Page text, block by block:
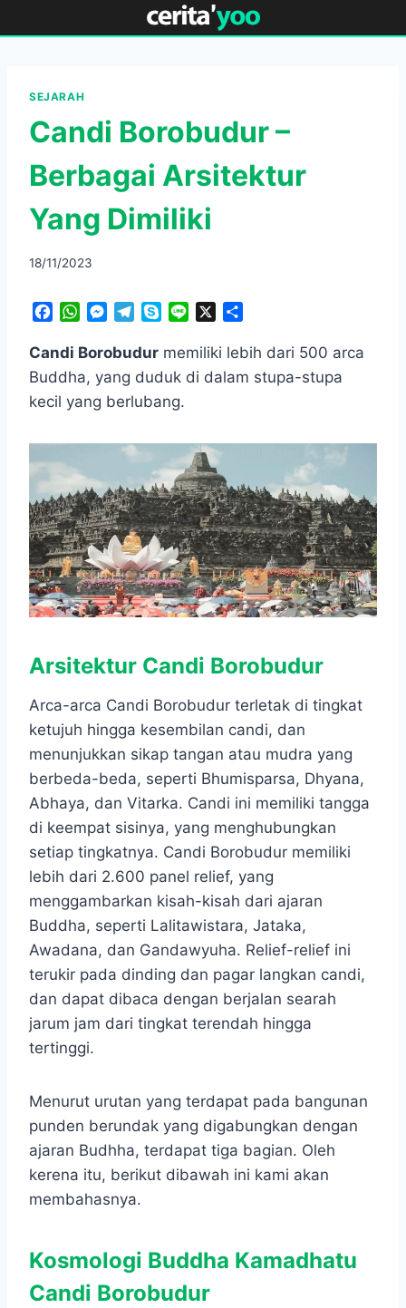
to
SEJARAH
Candi Borobudur –
Berbagai Arsitektur
Yang Dimiliki
18/11/2023
c
e
b
o
W
a
t
A
M
s
s
e
n
l
e
r
m
y
p
n
e
a
r
Candi Borobudur memiliki lebih dari 500 arca
Buddha, yang duduk di dalam stupa-stupa
kecil yang berlubang.
Arsitektur Candi Borobudur
Arca-arca Candi Borobudur terletak di tingkat
ketujuh hingga kesembilan candi, dan
menunjukkan sikap tangan atau mudra yang
berbeda-beda, seperti Bhumisparsa, Dhyana,
Abhaya, dan Vitarka. Candi ini memiliki tangga
di keempat sisinya, yang menghubungkan
setiap tingkatnya. Candi Borobudur memiliki
lebih dari 2.600 panel relief, yang
menggambarkan kisah-kisah dari ajaran
Buddha, seperti Lalitawistara, Jataka,
Awadana, dan Gandawyuha. Relief-relief ini
terukir pada dinding dan pagar langkan candi,
dan dapat dibaca dengan berjalan searah
jarum jam dari tingkat terendah hingga
tertinggi.
Menurut urutan yang terdapat pada bangunan
punden berundak yang digabungkan dengan
ajaran Budhha, terdapat tiga bagian. Oleh
kerena itu, berikut dibawah ini kami akan
membahasnya.
Kosmologi Buddha Kamadhatu
Candi Borobudur